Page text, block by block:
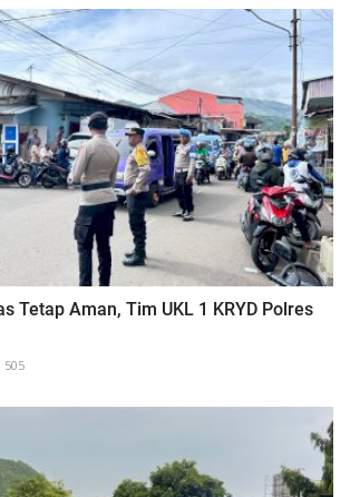
Tetap Aman, Tim UKL 1 KRYD Polres
505